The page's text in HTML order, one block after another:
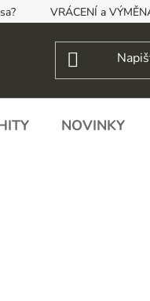
VRÁCENÍ a
NOVINKY